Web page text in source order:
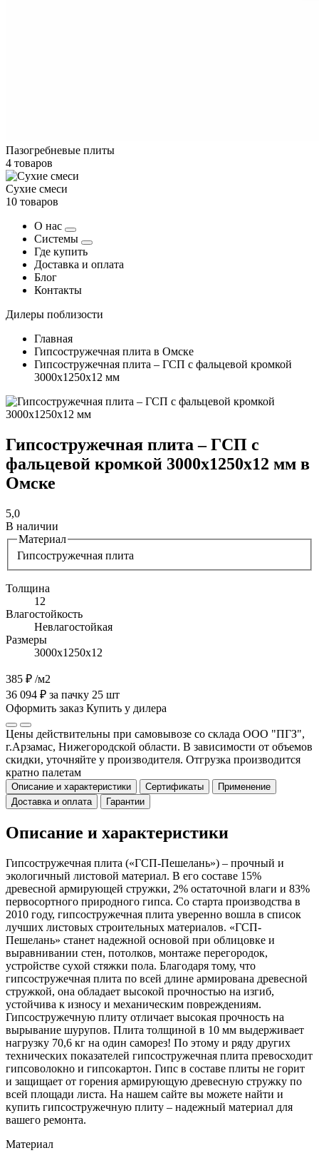
Пазогребневые плиты
4 товаров
Сухие смеси
10 товаров
О нас
Системы
Где купить
Доставка и оплата
Блог
Контакты
Дилеры поблизости
Главная
Гипсостружечная плита в Омске
Гипсостружечная плита – ГСП с фальцевой кромкой
3000х1250х12 мм
Гипсостружечная плита – ГСП с
фальцевой кромкой 3000х1250х12 мм в
Омске
5,0
В наличии
Материал
Гипсостружечная плита
Толщина
12
Влагостойкость
Невлагостойкая
Размеры
3000х1250х12
385 ₽ /м2
36 094 ₽ за пачку 25 шт
Оформить заказ Купить у дилера
Цены действительны при самовывозе со склада ООО "ПГЗ",
г.Арзамас, Нижегородской области. В зависимости от объемов
скидки, уточняйте у производителя. Отгрузка производится
кратно палетам
Описание и характеристики Сертификаты
Применение
Доставка и оплата
Гарантии
Описание и характеристики
Гипсостружечная плита («ГСП-Пешелань») – прочный и
экологичный листовой материал. В его составе 15%
древесной армирующей стружки, 2% остаточной влаги и 83%
первосортного природного гипса. Со старта производства в
2010 году, гипсостружечная плита уверенно вошла в список
лучших листовых строительных материалов. «ГСП-
Пешелань» станет надежной основой при облицовке и
выравнивании стен, потолков, монтаже перегородок,
устройстве сухой стяжки пола. Благодаря тому, что
гипсостружечная плита по всей длине армирована древесной
стружкой, она обладает высокой прочностью на изгиб,
устойчива к износу и механическим повреждениям.
Гипсостружечную плиту отличает высокая прочность на
вырывание шурупов. Плита толщиной в 10 мм выдерживает
нагрузку 70,6 кг на один саморез! По этому и ряду других
технических показателей гипсостружечная плита превосходит
гипсоволокно и гипсокартон. Гипс в составе плиты не горит
и защищает от горения армирующую древесную стружку по
всей площади листа. На нашем сайте вы можете найти и
купить гипсостружечную плиту – надежный материал для
вашего ремонта.
Материал